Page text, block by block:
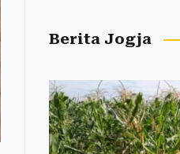
Berita Jogja